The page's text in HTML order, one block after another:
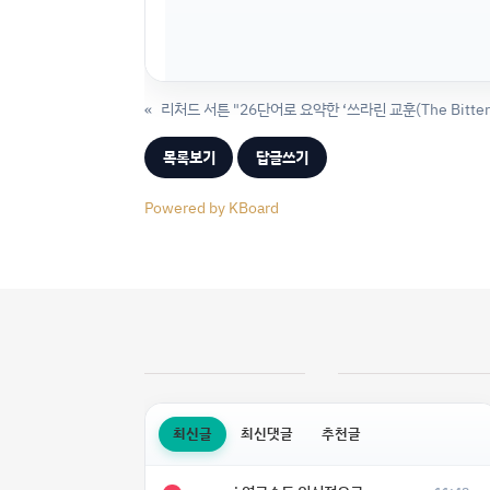
« 리처드 서튼 "26단어로 요약한 ‘쓰라린 교훈(The
목록보기 답글쓰기
Powered by KBoard
최신글 최신댓글 추천글